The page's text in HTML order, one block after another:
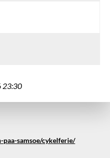
23:30
samsoe/cykelferie/